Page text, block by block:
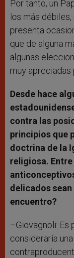
Por tanto, un
los más
presenta
que de alguna
algunas
muy
Desde hace
contra las
principios que
doctrina de la
religiosa.
delicados
encuentro?
–Giovagnoli: Es
consideraría